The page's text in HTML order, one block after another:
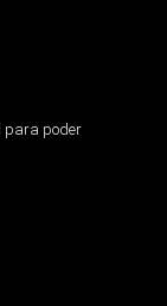
para poder